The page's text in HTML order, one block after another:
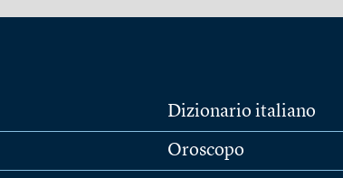
Dizionario italiano
Oroscopo